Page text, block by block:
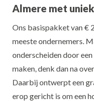
Almere met
Ons basispakket van €
meeste ondernemers.
onderscheiden door
maken, denk dan na
Daarbij ontwerpt een
erop gericht is om een